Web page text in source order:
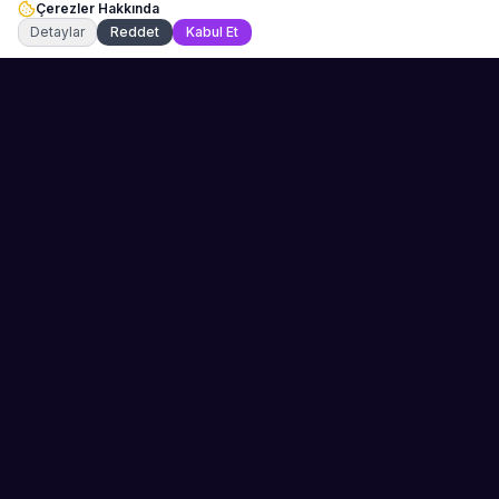
Çerezler Hakkında
Detaylar
Reddet Kabul Et